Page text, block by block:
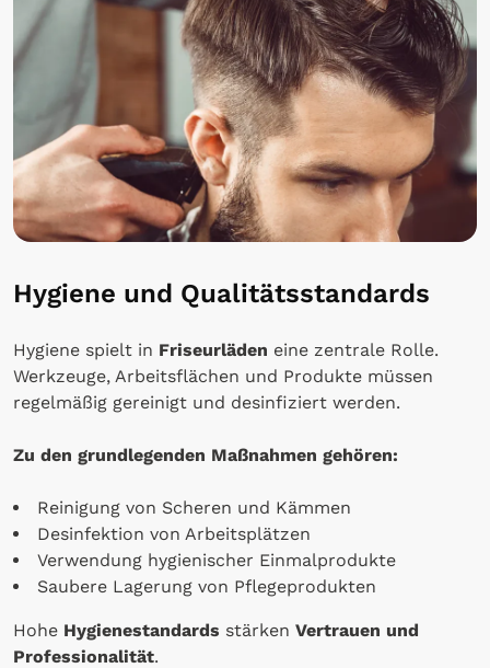
Hygiene und Qualitätsstandards
Hygiene spielt in Friseurläden eine zentrale Rolle.
Werkzeuge, Arbeitsflächen und Produkte müssen
regelmäßig gereinigt und desinfiziert werden.
Zu den grundlegenden Maßnahmen gehören:
Reinigung von Scheren und Kämmen
Desinfektion von Arbeitsplätzen
Verwendung hygienischer Einmalprodukte
Saubere Lagerung von Pflegeprodukten
Hohe Hygienestandards stärken Vertrauen und
Professionalität.